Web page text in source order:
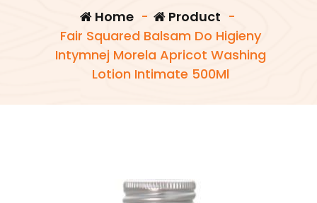
Home- Product -
Fair Squared Balsam Do Higieny
Intymnej Morela Apricot Washing
Lotion Intimate 500Ml